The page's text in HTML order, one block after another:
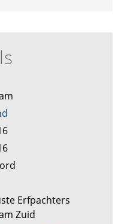
Erfpachters
Zuid